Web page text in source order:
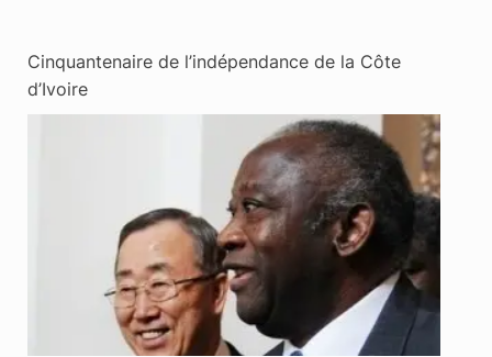
Cinquantenaire de l’indépendance de la Côte
d’Ivoire